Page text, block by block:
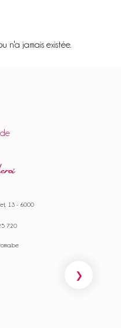
n'a jamais existée.
13 - 6000
720